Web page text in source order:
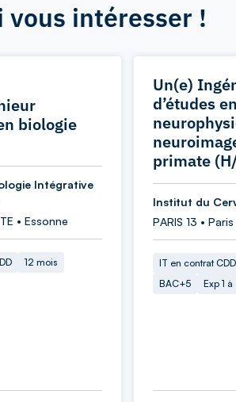
intéresser !
biologie
Intégrative
• Essonne
12 mois
Un(e)
d’études en
primate
Institut du
PARIS 13 • Paris
IT en contrat CDD
BAC+5
Exp 1